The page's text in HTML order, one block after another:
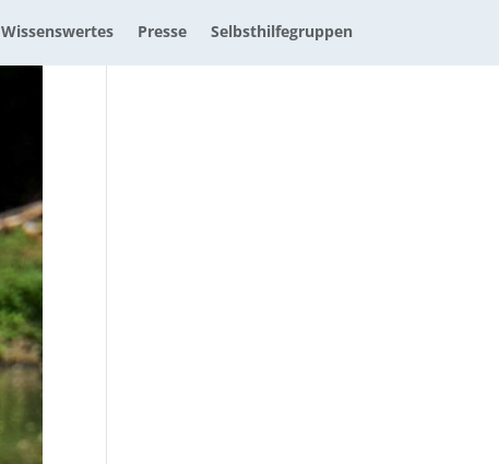
Wissenswertes Presse Selbsthilfegruppen